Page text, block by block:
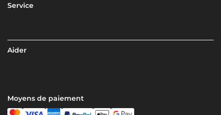
Service
Aider
Moyens de paiement